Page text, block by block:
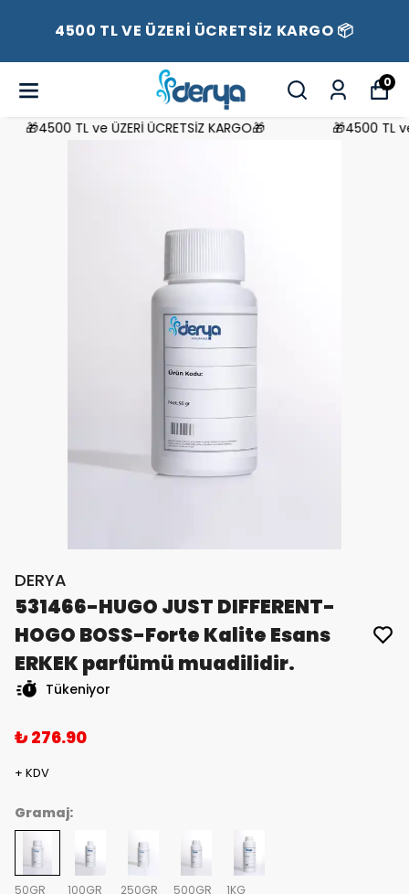
4500 TL VE ÜZERİ ÜCRETSİZ KARGO 📦
0
🎁4500 TL ve ÜZERİ ÜCRETSİZ KARGO🎁 🎁4500 TL ve
DERYA
531466-HUGO JUST DIFFERENT-
HOGO BOSS-Forte Kalite Esans
ERKEK parfümü muadilidir.
Tükeniyor
₺ 276.90
+ KDV
Gramaj:
50GR 100GR 250GR 500GR 1KG